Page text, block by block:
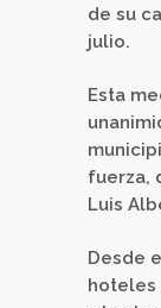
de su
julio.
Esta
fuerza,
Luis
Desde
hoteles